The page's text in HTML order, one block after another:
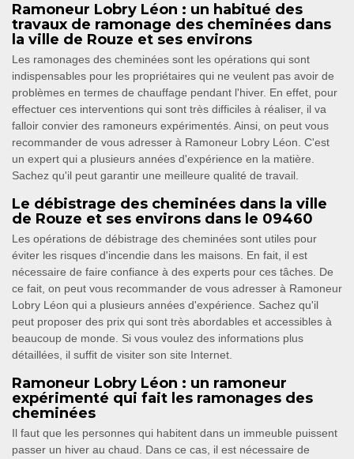
Ramoneur Lobry Léon : un habitué des
travaux de ramonage des cheminées dans
la ville de Rouze et ses environs
Les ramonages des cheminées sont les opérations qui sont
indispensables pour les propriétaires qui ne veulent pas avoir de
problèmes en termes de chauffage pendant l'hiver. En effet, pour
effectuer ces interventions qui sont très difficiles à réaliser, il va
falloir convier des ramoneurs expérimentés. Ainsi, on peut vous
recommander de vous adresser à Ramoneur Lobry Léon. C'est
un expert qui a plusieurs années d'expérience en la matière.
Sachez qu'il peut garantir une meilleure qualité de travail.
Le débistrage des cheminées dans la ville
de Rouze et ses environs dans le 09460
Les opérations de débistrage des cheminées sont utiles pour
éviter les risques d'incendie dans les maisons. En fait, il est
nécessaire de faire confiance à des experts pour ces tâches. De
ce fait, on peut vous recommander de vous adresser à Ramoneur
Lobry Léon qui a plusieurs années d'expérience. Sachez qu'il
peut proposer des prix qui sont très abordables et accessibles à
beaucoup de monde. Si vous voulez des informations plus
détaillées, il suffit de visiter son site Internet.
Ramoneur Lobry Léon : un ramoneur
expérimenté qui fait les ramonages des
cheminées
Il faut que les personnes qui habitent dans un immeuble puissent
passer un hiver au chaud. Dans ce cas, il est nécessaire de